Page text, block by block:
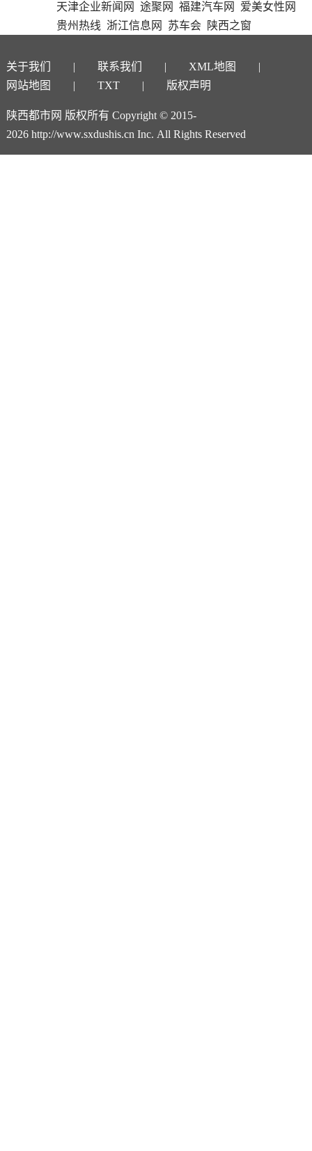
天津企业新闻网
途聚网 福建汽车网
爱美女性网
贵州热线 浙江信息网 苏车会 陕西之窗
关于我们 联系我们
XML地图
网站地图
TXT 版权声明
陕西都市网 版权所有 Copyright © 2015-
2026 http://www.sxdushis.cn Inc. All Rights Reserved